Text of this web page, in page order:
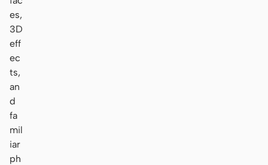
es,
3D
eff
ec
ts,
an
d
fa
mil
iar
ph